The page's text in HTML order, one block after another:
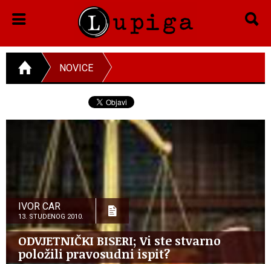
NOVICE
IVOR CAR
13. STUDENOG 2010.
ODVJETNIČKI BISERI; Vi ste stvarno
položili pravosudni ispit?